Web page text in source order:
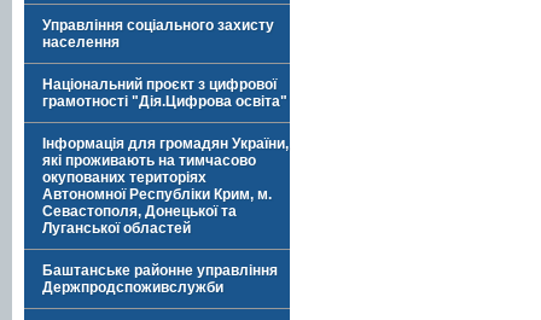
Управління соціального захисту
населення
Національний проєкт з цифрової
грамотності "Дія.Цифрова освіта"
Інформація для громадян України,
які проживають на тимчасово
окупованих територіях
Автономної Республіки Крим, м.
Севастополя, Донецької та
Луганської областей
Баштанське районне управління
Держпродспоживслужби